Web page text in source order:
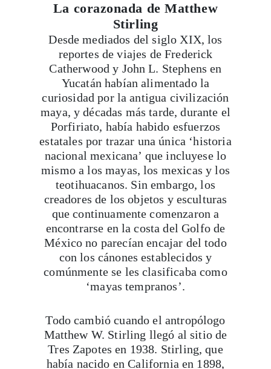
Desde mediados del siglo XIX, los
reportes de viajes de Frederick
Catherwood y John L. Stephens en
Yucatán habían alimentado la
curiosidad por la antigua civilización
maya, y décadas más tarde, durante el
Porfiriato, había habido esfuerzos
estatales por trazar una única ‘historia
nacional mexicana’ que incluyese lo
mismo a los mayas, los mexicas y los
teotihuacanos. Sin embargo, los
creadores de los objetos y esculturas
que continuamente comenzaron a
encontrarse en la costa del Golfo de
México no parecían encajar del todo
con los cánones establecidos y
comúnmente se les clasificaba como
‘mayas tempranos’.
Todo cambió cuando el antropólogo
Tres Zapotes en 1938. Stirling, que
había nacido en California en 1898,
era director de la Oficina de Etnología
Americana (BEA por sus siglas en